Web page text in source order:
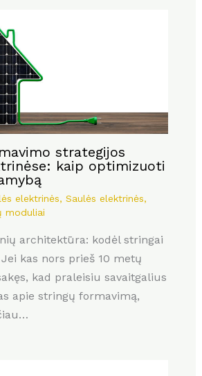
strategijos
kaip optimizuoti
elektrinės, Saulės elektrinės,
moduliai
architektūra: kodėl stringai
kas nors prieš 10 metų
kad praleisiu savaitgalius
apie stringų formavimą,